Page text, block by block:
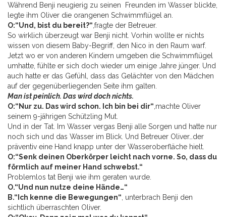
Während Benji neugierig zu seinen Freunden im Wasser blickte,
legte ihm Oliver die orangenen Schwimmflügel an.
O:“Und, bist du bereit?“,fragte der Betreuer.
So wirklich überzeugt war Benji nicht. Vorhin wollte er nichts
wissen von diesem Baby-Begriff, den Nico in den Raum warf.
Jetzt wo er von anderen Kindern umgeben die Schwimmflügel
umhatte, fühlte er sich doch wieder um einige Jahre jünger. Und
auch hatte er das Gefühl, dass das Gelächter von den Mädchen
auf der gegenüberliegenden Seite ihm galten.
Man ist peinlich. Das wird doch nichts.
O:“Nur zu. Das wird schon. Ich bin bei dir“,machte Oliver
seinem 9-jährigen Schützling Mut.
Und in der Tat. Im Wasser vergas Benji alle Sorgen und hatte nur
noch sich und das Wasser im Blick. Und Betreuer Oliver…der
präventiv eine Hand knapp unter der Wasseroberfläche hielt.
O:“Senk deinen Oberkörper leicht nach vorne. So, dass du
förmlich auf meiner Hand schwebst.“
Problemlos tat Benji wie ihm geraten wurde.
O.“Und nun nutze deine Hände…“
B.“Ich kenne die Bewegungen“, unterbrach Benji den
sichtlich überraschten Oliver.